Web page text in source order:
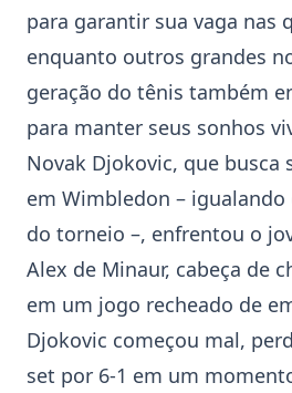
para garantir sua vaga nas
enquanto outros grandes
geração do tênis também
para manter seus sonhos
Novak Djokovic, que busca
em Wimbledon –
do torneio –, enfrentou o
Alex de Minaur, cabeça de
em um jogo recheado de
Djokovic começou mal,
set por 6-1 em um